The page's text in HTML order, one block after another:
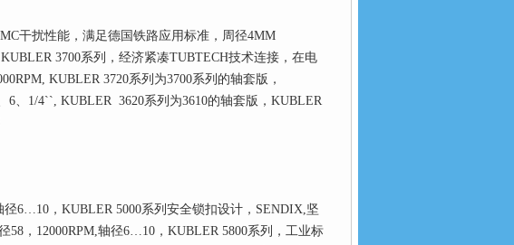
干扰性能，满足德国铁路应用标准，周径4MM
3700系列，经济紧凑TUBTECH技术连接，在电
KUBLER 3720系列为3700系列的轴套版，
6、1/4``, KUBLER 3620系列为3610的轴套版，KUBLER
6…10，KUBLER 5000系列安全锁扣设计，SENDIX,坚
58，12000RPM,轴径6…10，KUBLER 5800系列，工业标